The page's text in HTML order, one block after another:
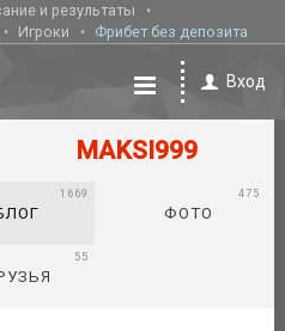
и результаты
Игроки Фрибет без депозита
Вход
MAKSI999
1669
ФОТО
475
55